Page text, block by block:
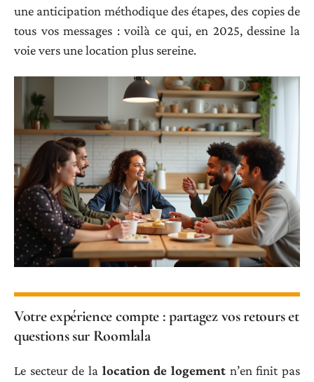
une anticipation méthodique des étapes, des copies de
tous vos messages : voilà ce qui, en 2025, dessine la
voie vers une location plus sereine.
Votre expérience compte : partagez vos retours et
questions sur Roomlala
Le secteur de la location de logement n’en finit pas